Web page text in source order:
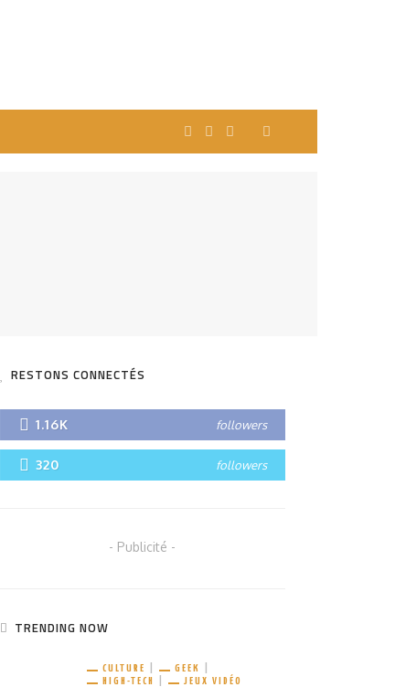
RESTONS CONNECTÉS
1.16K followers
320 followers
- Publicité -
TRENDING NOW
CULTURE
GEEK
HIGH-TECH
JEUX VIDÉO